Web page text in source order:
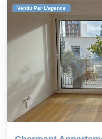
Vendu Par L'agence